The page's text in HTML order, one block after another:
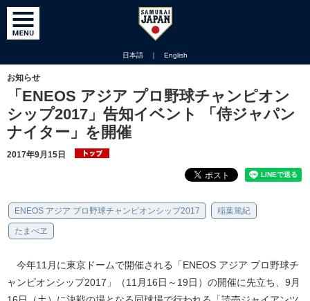
日本語 ｜ English
お知らせ
「ENEOS アジア プロ野球チャンピオン
シップ2017」告知イベント 「侍ジャパン
ナイター」を開催
2017年9月15日
ENEOS アジア プロ野球チャンピオンシップ2017 稲葉篤紀
たまべヱ
今年11月に東京ドームで開催される「ENEOS アジア プロ野球チ
ャンピオンシップ2017」（11月16日～19日）の開催に先立ち、9月